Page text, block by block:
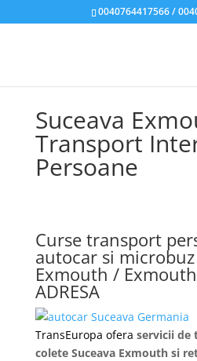
0040764417566 /
Suceava
Transport
Persoane
Curse transport
autocar si microbuz
Exmouth /
ADRESA
TransEuropa ofera servicii de
colete Suceava Exmouth si